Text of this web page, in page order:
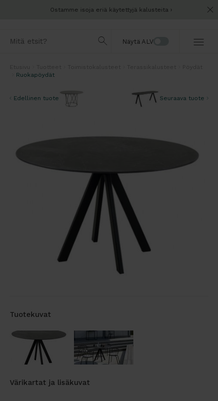
Ostamme isoja eriä käytettyjä kalusteita
Näytä ALV
Ruokapöydät
Edellinen tuote Seuraava tuote
Tuotekuvat
Värikartat ja lisäkuvat